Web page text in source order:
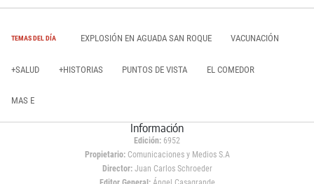
TEMAS DEL DÍA EXPLOSIÓN EN AGUADA SAN ROQUE VACUNACIÓN
+SALUD +HISTORIAS PUNTOS DE VISTA EL COMEDOR
MAS E
Información
Edición: 6952
Propietario:Comunicaciones y Medios S.A
Director: Juan Carlos Schroeder